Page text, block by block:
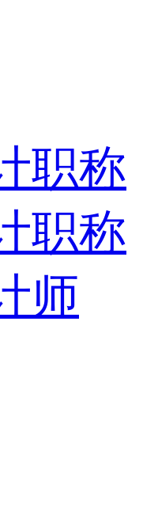
职称
职称
师